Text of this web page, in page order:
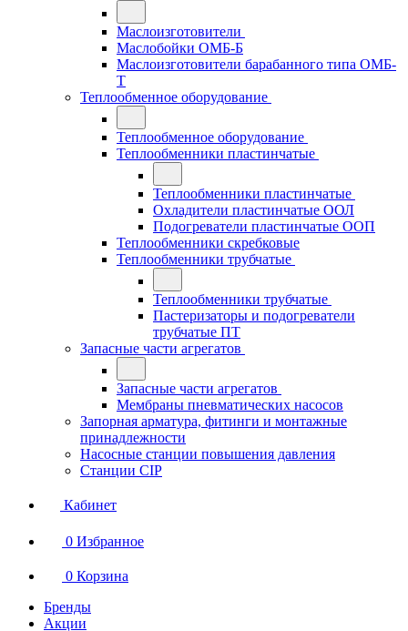
Маслоизготовители
Маслобойки ОМБ-Б
Маслоизготовители барабанного типа ОМБ-
Т
Теплообменное оборудование
Теплообменное оборудование
Теплообменники пластинчатые
Теплообменники пластинчатые
Охладители пластинчатые ООЛ
Подогреватели пластинчатые ООП
Теплообменники скребковые
Теплообменники трубчатые
Теплообменники трубчатые
Пастеризаторы и подогреватели
трубчатые ПТ
Запасные части агрегатов
Запасные части агрегатов
Мембраны пневматических насосов
Запорная арматура, фитинги и монтажные
принадлежности
Насосные станции повышения давления
Станции CIP
Кабинет
0 Избранное
0 Корзина
Бренды
Акции